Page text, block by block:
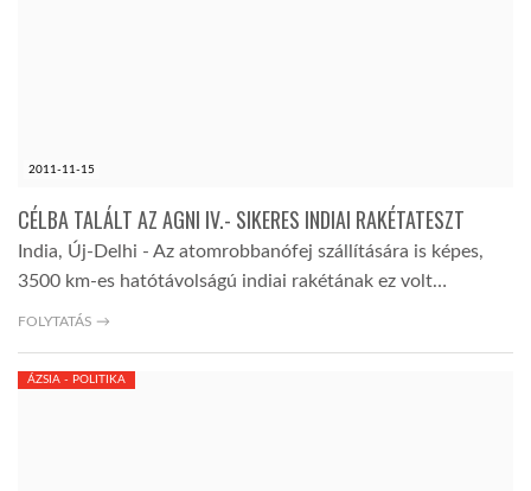
2011-11-15
CÉLBA TALÁLT AZ AGNI IV.- SIKERES INDIAI RAKÉTATESZT
India, Új-Delhi - Az atomrobbanófej szállítására is képes,
3500 km-es hatótávolságú indiai rakétának ez volt…
FOLYTATÁS →
ÁZSIA - POLITIKA